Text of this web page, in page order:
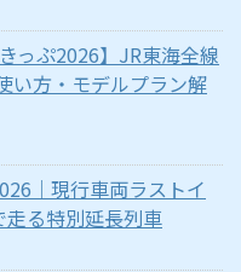
っぷ2026】JR東海全線
い方・モデルプラン解
｜現行車両ラストイ
る特別延長列車